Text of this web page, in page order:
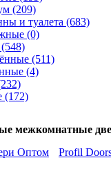
(209)
и туалета (683)
(0)
(511)
(4)
(172)
межкомнатные
Оптом Profil